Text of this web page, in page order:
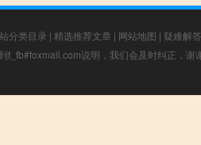
分类目录 | 精选推荐文章 | 网站地图 | 疑难解答
f_fb#foxmail.com说明，我们会及时纠正，谢